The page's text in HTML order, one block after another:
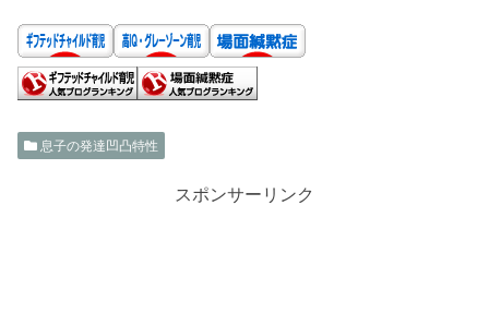
息子の発達凹凸特性
スポンサーリンク